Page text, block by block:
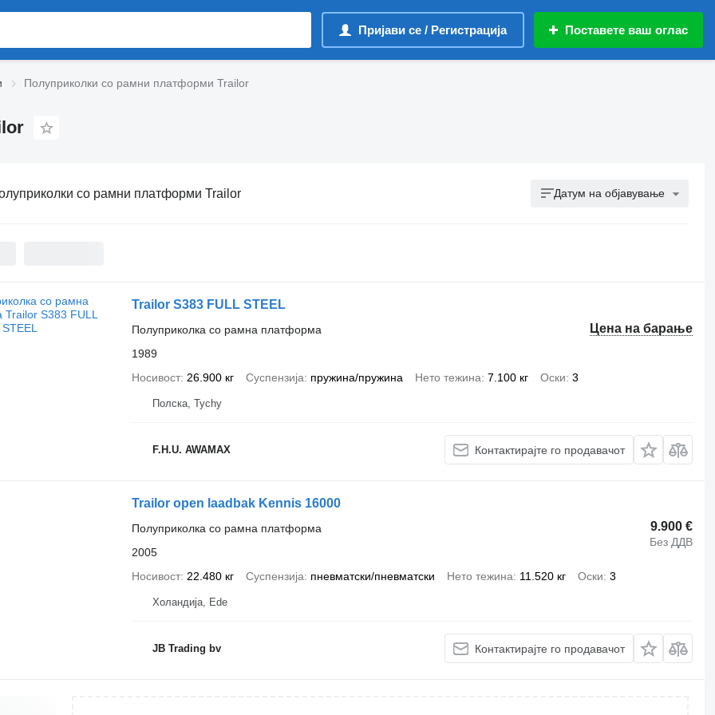
Пријави се / Регистрација Поставете ваш оглас
Полуприколки со рамни платформи Trailor
со рамни платформи Trailor Датум на објавување
Trailor S383 FULL STEEL
Цена на барање
Полуприколка со рамна платформа
1989
Носивост 26.900 кг Суспензија пружина/пружина Нето тежина 7.100 кг Оски 3
Полска, Tychy
F.H.U. AWAMAX Контактирајте го продавачот
Trailor open laadbak Kennis 16000
9.900 €
Без ДДВ
Полуприколка со рамна платформа
2005
Носивост 22.480 кг Суспензија пневматски/пневматски Нето тежина 11.520 кг Оски 3
Холандија, Ede
JB Trading bv Контактирајте го продавачот